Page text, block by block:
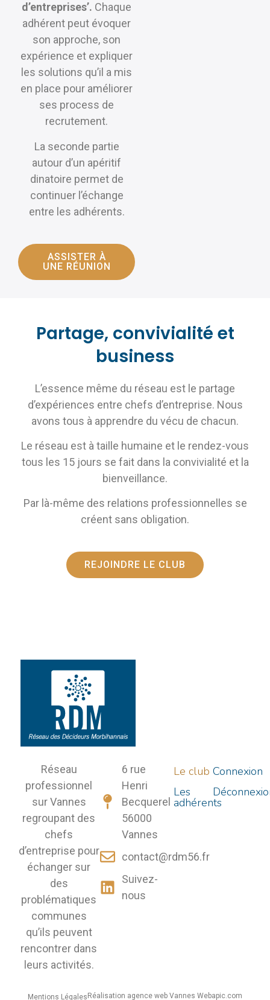
d’entreprises’. Chaque
adhérent peut évoquer
son approche, son
expérience et expliquer
les solutions qu’il a mis
en place pour améliorer
ses process de
recrutement.
La seconde partie
autour d’un apéritif
dinatoire permet de
continuer l’échange
entre les adhérents.
ASSISTER À
UNE RÉUNION
Partage, convivialité et
business
L’essence même du réseau est le partage
d’expériences entre chefs d’entreprise. Nous
avons tous à apprendre du vécu de chacun.
Le réseau est à taille humaine et le rendez-vous
tous les 15 jours se fait dans la convivialité et la
bienveillance.
Par là-même des relations professionnelles se
créent sans obligation.
REJOINDRE LE CLUB
Réseau
professionnel
sur Vannes
regroupant des
chefs
d’entreprise pour
échanger sur
des
problématiques
communes
qu’ils peuvent
rencontrer dans
leurs activités.
6 rue
Henri
Becquerel
56000
Vannes
contact@rdm56.fr
Suivez-
nous
Le club
Les
adhérents
Connexion
Mentions LégalesRéalisation agence web Vannes Webapic.com